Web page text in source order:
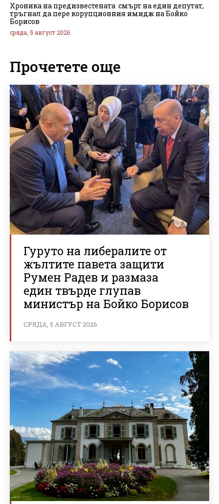
Хроника на предизвестената смърт на един депутат,
тръгнал да пере корупционния имидж на Бойко
Борисов
сряда, 5 август 2026
Прочетете още
Гуруто на либералите от
жълтите павета защити
Румен Радев и размаза
един твърде глупав
министър на Бойко Борисов
СРЯДА, 5 АВГУСТ 2026